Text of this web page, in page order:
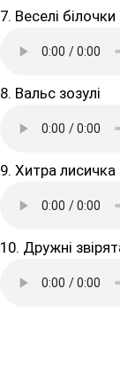
7. Веселі білочки
8. Вальс зозулі
9. Хитра лисичка
10. Дружні